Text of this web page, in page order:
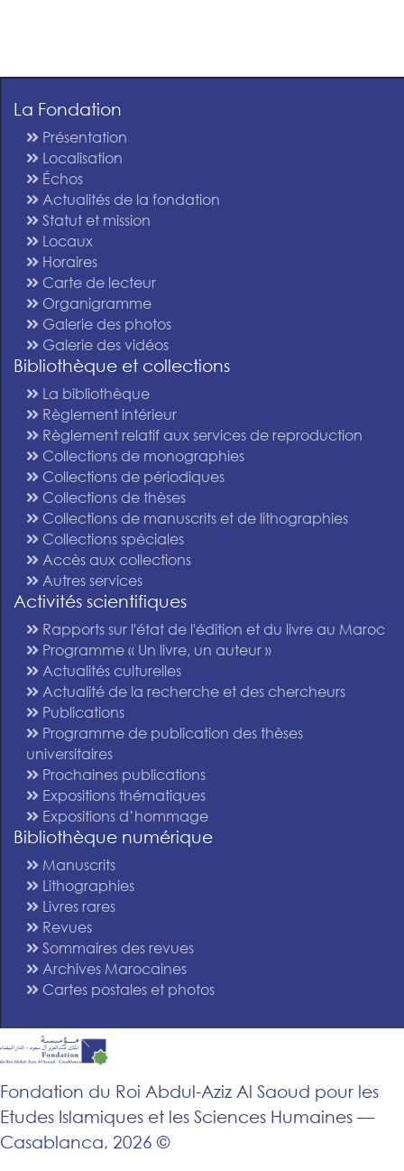
La Fondation
Présentation
Localisation
Échos
Actualités de la fondation
Statut et mission
Locaux
Horaires
Carte de lecteur
Organigramme
Galerie des photos
Galerie des vidéos
Bibliothèque et collections
La bibliothèque
Règlement intérieur
Règlement relatif aux services de reproduction
Collections de monographies
Collections de périodiques
Collections de thèses
Collections de manuscrits et de lithographies
Collections spéciales
Accès aux collections
Autres services
Activités scientifiques
Rapports sur l'état de l'édition et du livre au Maroc
Programme « Un livre, un auteur »
Actualités culturelles
Actualité de la recherche et des chercheurs
Publications
Programme de publication des thèses
universitaires
Prochaines publications
Expositions thématiques
Expositions d’hommage
Bibliothèque numérique
Manuscrits
Lithographies
Livres rares
Revues
Sommaires des revues
Archives Marocaines
Cartes postales et photos
Fondation du Roi Abdul-Aziz Al Saoud pour les
Etudes Islamiques et les Sciences Humaines —
Casablanca, 2026 ©